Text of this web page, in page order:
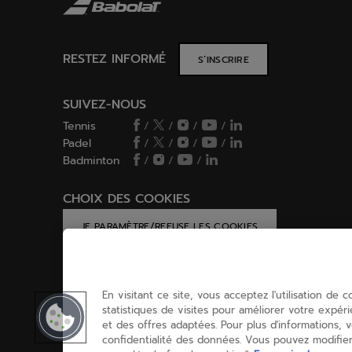
RESTEZ INFORMÉ S’INSCRIRE
SUIVEZ-NOUS
Tennis / / /
/
Padel
/ / /
/
Badminton
/ / /
CHOIX DES COOKIES
JE PARAMÈTRE/REFUSE LES COOKIES
En visitant ce site, vous acceptez l'utilisation de
statistiques de visites pour améliorer votre
et des offres adaptées. Pour plus d'informations,
confidentialité des données. Vous pouvez